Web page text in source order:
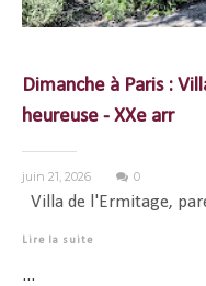
Dimanche à Paris :
heureuse - XXe arr
juin 21, 2026 0
Villa de l'Ermitage,
Lire la suite
...